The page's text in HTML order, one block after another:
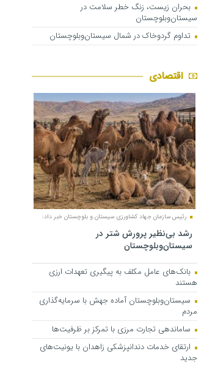
بحران زیست، زنگ خطر سلامت در
سیستان‌وبلوچستان
تداوم گردوخاک در شمال سیستان‌وبلوچستان
اقتصادی
رئیس سازمان جهاد کشاورزی سیستان و بلوچستان خبر داد:
رشد بی‌نظیر پرورش شتر در
سیستان‌وبلوچستان
بانک‌های عامل مکلف به پیگیری تعهدات ارزی
هستند
سیستان‌وبلوچستان آماده جهش با سرمایه‌گذاری
مردم
ساماندهی تجارت مرزی با تمرکز بر ظرفیت‌ها
ارتقای خدمات دندانپزشکی زاهدان با یونیت‌های
جدید